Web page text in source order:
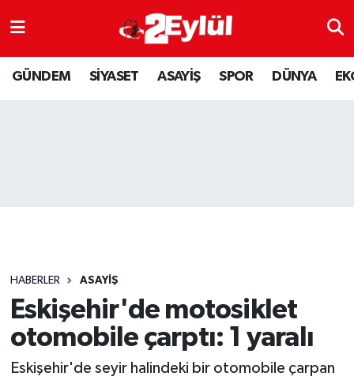
GÜNDEM SİYASET ASAYİŞ SPOR DÜNYA
HABERLER ASAYİŞ
Eskişehir'de motosiklet
otomobile çarptı: 1 yaralı
Eskişehir'de seyir halindeki bir otomobile çarpan
ASAYİŞ
DÜNYA
SPOR
YAŞAM
Nöbetçi Eczaneler
Hava Durumu
Son Dakika Haberleri
Haber Arşivi